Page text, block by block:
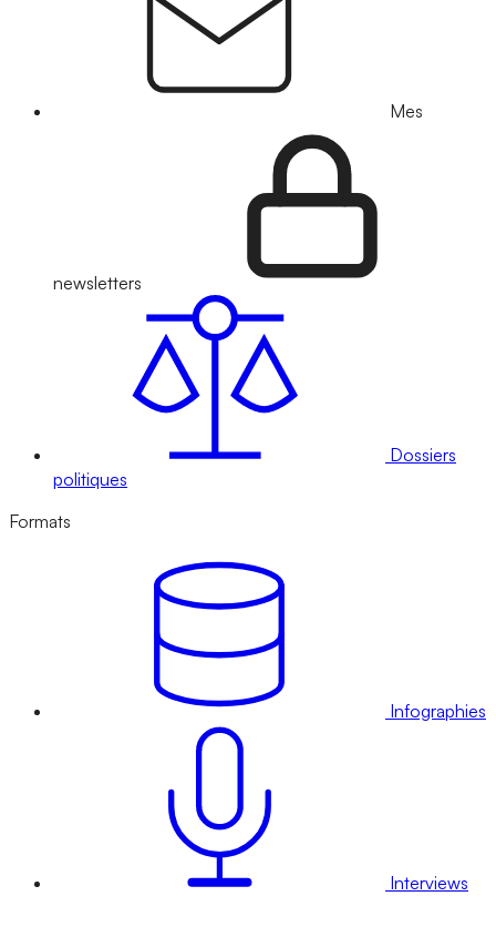
Mes
newsletters
Dossiers
politiques
Formats
Infographies
Interviews